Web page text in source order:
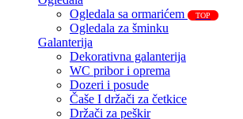
Ogledala sa ormarićem
TOP
Ogledala za šminku
Galanterija
Dekorativna galanterija
WC pribor i oprema
Dozeri i posude
Čaše I držači za četkice
Držači za peškir